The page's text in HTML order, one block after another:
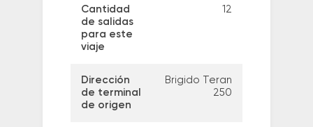
Cantidad
de salidas
para este
viaje
12
Dirección
de terminal
de origen
Brigido Teran
250